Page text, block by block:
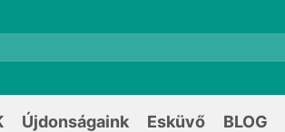
Újdonságaink Esküvő BLOG